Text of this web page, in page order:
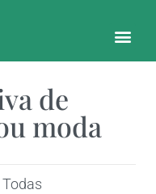
de
moda
Todas